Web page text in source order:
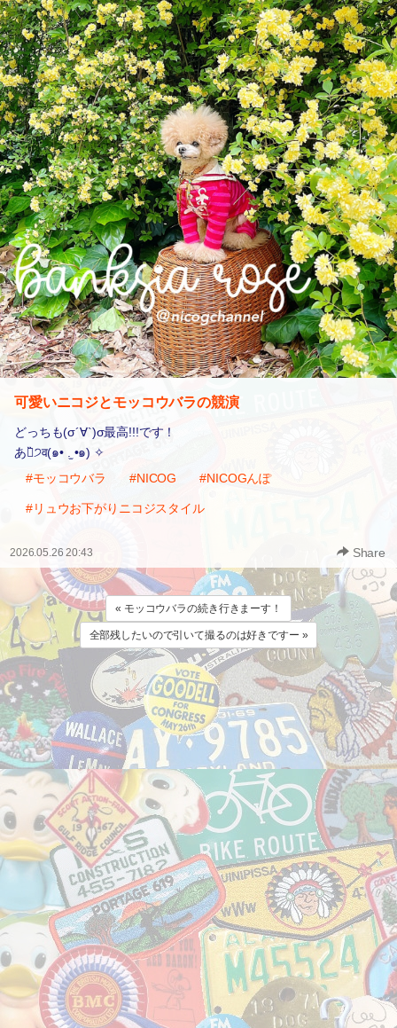
可愛いニコジとモッコウバラの競演
どっちも(σ´∀`)σ最高!!!です！
あㄜ̏੭व(๑• .̫ •๑) ✧
#モッコウバラ
#NICOG #NICOGんぽ
#リュウお下がりニコジスタイル
2026.05.26 20:43 Share
« モッコウバラの続き行きまーす！
全部残したいので引いて撮るのは好きですー »